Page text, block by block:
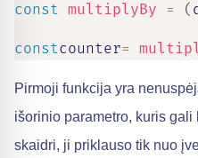
const multiplyBy = (
constcounter=
Pirmoji funkcija yra
išorinio parametro, kuris
skaidri, ji priklauso tik nuo